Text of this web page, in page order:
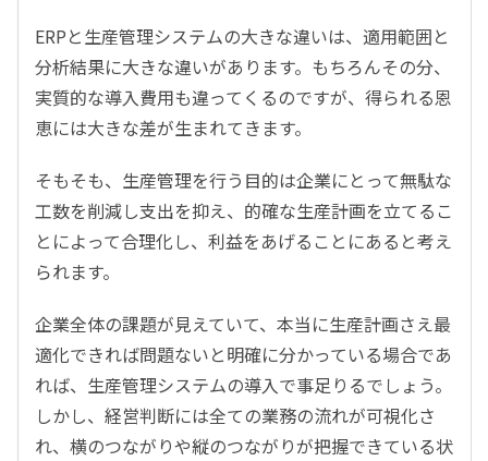
ERPと生産管理システムの大きな違いは、適用範囲と
分析結果に大きな違いがあります。もちろんその分、
実質的な導入費用も違ってくるのですが、得られる恩
恵には大きな差が生まれてきます。
そもそも、生産管理を行う目的は企業にとって無駄な
工数を削減し支出を抑え、的確な生産計画を立てるこ
とによって合理化し、利益をあげることにあると考え
られます。
企業全体の課題が見えていて、本当に生産計画さえ最
適化できれば問題ないと明確に分かっている場合であ
れば、生産管理システムの導入で事足りるでしょう。
しかし、経営判断には全ての業務の流れが可視化さ
れ、横のつながりや縦のつながりが把握できている状